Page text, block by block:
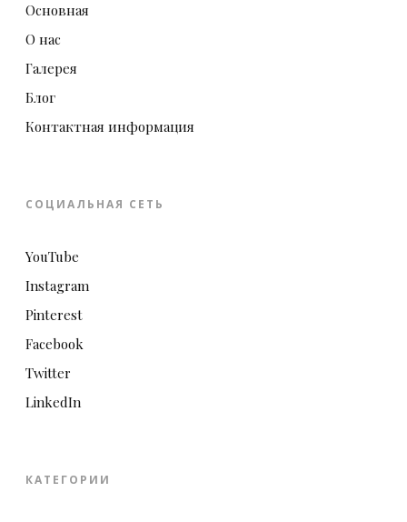
Основная
О нас
Галерея
Блог
Контактная информация
СОЦИАЛЬНАЯ СЕТЬ
YouTube
Instagram
Pinterest
Facebook
Twitter
LinkedIn
КАТЕГОРИИ